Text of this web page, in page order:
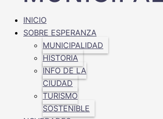
INICIO
SOBRE ESPERANZA
MUNICIPALIDAD
HISTORIA
INFO DE LA
CIUDAD
TURISMO
SOSTENIBLE